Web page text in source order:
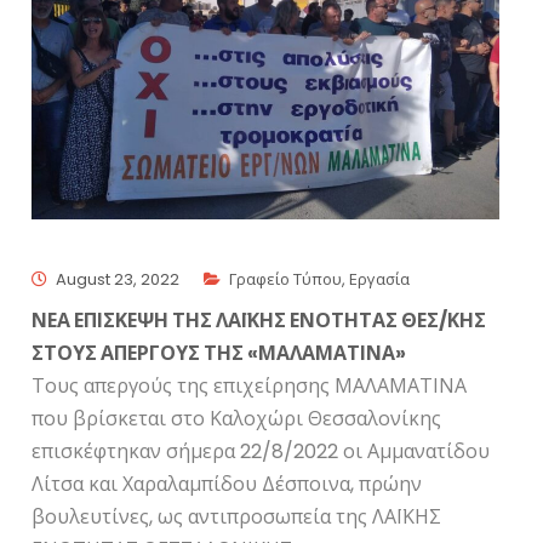
August 23, 2022 Γραφείο Τύπου,Εργασία
ΝΕΑ ΕΠΙΣΚΕΨΗ ΤΗΣ ΛΑΪΚΗΣ ΕΝΟΤΗΤΑΣ ΘΕΣ/ΚΗΣ
ΣΤΟΥΣ ΑΠΕΡΓΟΥΣ ΤΗΣ «ΜΑΛΑΜΑΤΙΝΑ»
Τους απεργούς της επιχείρησης ΜΑΛΑΜΑΤΙΝΑ
που βρίσκεται στο Καλοχώρι Θεσσαλονίκης
επισκέφτηκαν σήμερα 22/8/2022 οι Αμμανατίδου
Λίτσα και Χαραλαμπίδου Δέσποινα, πρώην
βουλευτίνες, ως αντιπροσωπεία της ΛΑΪΚΗΣ